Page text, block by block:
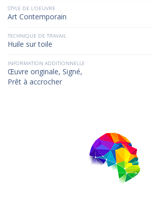
STYLE DE L'OEUVRE
Art Contemporain
TECHNIQUE DE TRAVAIL
Huile sur toile
INFORMATION ADDITIONNELLE
Œuvre originale, Signé,
Prêt à accrocher